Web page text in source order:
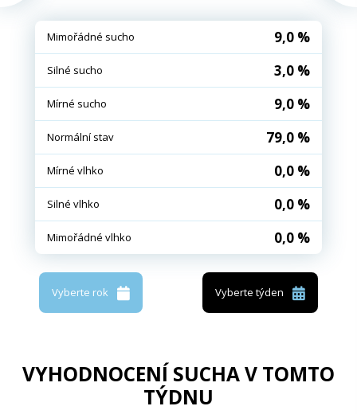
Mimořádné sucho 9,0 %
Silné sucho 3,0 %
Mírné sucho 9,0 %
Normální stav 79,0 %
Mírné vlhko 0,0 %
Silné vlhko 0,0 %
Mimořádné vlhko 0,0 %
Vyberte rok Vyberte týden
VYHODNOCENÍ SUCHA V TOMTO
TÝDNU